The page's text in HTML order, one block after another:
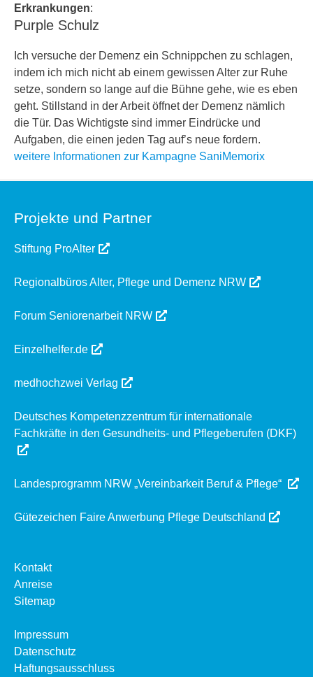
Erkrankungen:
Purple Schulz
Ich versuche der Demenz ein Schnippchen zu schlagen,
indem ich mich nicht ab einem gewissen Alter zur Ruhe
setze, sondern so lange auf die Bühne gehe, wie es eben
geht. Stillstand in der Arbeit öffnet der Demenz nämlich
die Tür. Das Wichtigste sind immer Eindrücke und
Aufgaben, die einen jeden Tag auf’s neue fordern.
weitere Informationen zur Kampagne SaniMemorix
Projekte und Partner
Stiftung ProAlter
Regionalbüros Alter, Pflege und Demenz NRW
Forum Seniorenarbeit NRW
Einzelhelfer.de
medhochzwei Verlag
Deutsches Kompetenzzentrum für internationale
Fachkräfte in den Gesundheits- und Pflegeberufen (DKF)
Landesprogramm NRW „Vereinbarkeit Beruf & Pflege“
Gütezeichen Faire Anwerbung Pflege Deutschland
Kontakt
Anreise
Sitemap
Impressum
Datenschutz
Haftungsausschluss